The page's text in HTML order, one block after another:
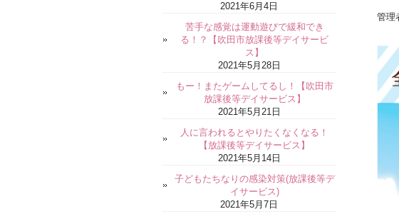
管
2021年6月4日
苦手な感覚は運動遊びで緩和でき
る！？【吹田市放課後等デイサービ
ス】
2021年5月28日
もー！またゲームしてるし！【吹田市
放課後等デイサービス】
2021年5月21日
人に言われるとやりたくなくなる！
【放課後等デイサービス】
2021年5月14日
子どもたちなりの感染対策(放課後等デ
イサービス)
2021年5月7日